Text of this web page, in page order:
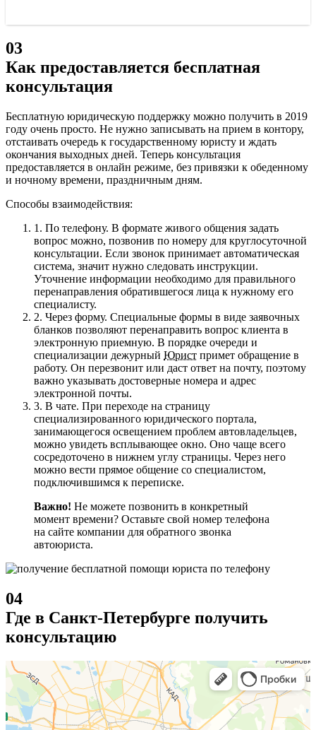
03
Как предоставляется бесплатная
консультация
Бесплатную юридическую поддержку можно получить в 2019
году очень просто. Не нужно записывать на прием в контору,
отстаивать очередь к государственному юристу и ждать
окончания выходных дней. Теперь консультация
предоставляется в онлайн режиме, без привязки к обеденному
и ночному времени, праздничным дням.
Способы взаимодействия:
1. По телефону. В формате живого общения задать
вопрос можно, позвонив по номеру для круглосуточной
консультации. Если звонок принимает автоматическая
система, значит нужно следовать инструкции.
Уточнение информации необходимо для правильного
перенаправления обратившегося лица к нужному его
специалисту.
2. Через форму. Специальные формы в виде заявочных
бланков позволяют перенаправить вопрос клиента в
электронную приемную. В порядке очереди и
специализации дежурный Юрист примет обращение в
работу. Он перезвонит или даст ответ на почту, поэтому
важно указывать достоверные номера и адрес
электронной почты.
3. В чате. При переходе на страницу
специализированного юридического портала,
занимающегося освещением проблем автовладельцев,
можно увидеть всплывающее окно. Оно чаще всего
сосредоточено в нижнем углу страницы. Через него
можно вести прямое общение со специалистом,
подключившимся к переписке.
Важно! Не можете позвонить в конкретный
момент времени? Оставьте свой номер телефона
на сайте компании для обратного звонка
автоюриста.
04
Где в Санкт-Петербурге получить
консультацию